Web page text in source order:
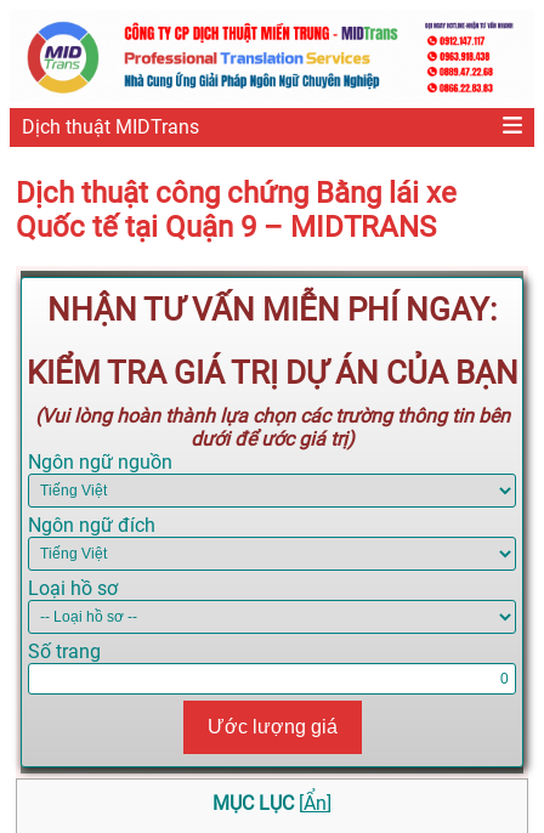
Dịch thuật MIDTrans
Dịch thuật công chứng Bằng lái xe
Quốc tế tại Quận 9 – MIDTRANS
NHẬN TƯ VẤN MIỄN PHÍ NGAY:
KIỂM TRA GIÁ TRỊ DỰ ÁN CỦA BẠN
(Vui lòng hoàn thành lựa chọn các trường thông tin bên
dưới để ước giá trị)
Ngôn ngữ nguồn
Ngôn ngữ đích
Loại hồ sơ
Số trang
Ước lượng giá
MỤC LỤC [Ẩn]